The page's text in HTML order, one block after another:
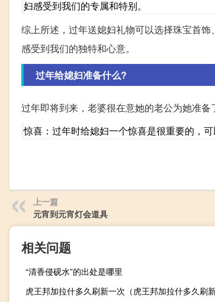
妇感受到我们的专属和特别。
综上所述，过年送媳妇礼物可以选择珠宝首
感受到我们的独特和心意。
过年给媳妇准备什么?
过年即将到来，老婆很在意她的老公为她准
惊喜：过年时给媳妇一个惊喜是很重要的，
上一篇
元宵到元宵灯会道具
相关问题
“清香侵砚水”的出处是哪里
虎王邦加拉什多久刷新一次（虎王邦加拉什多久刷新